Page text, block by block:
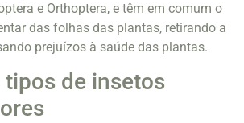
e Orthoptera, e têm em comum o
das folhas das plantas, retirando a
prejuízos à saúde das plantas.
de insetos